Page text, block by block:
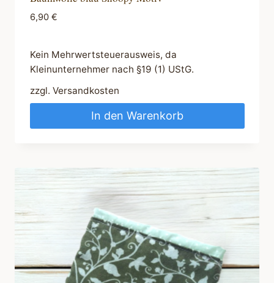
6,90 €
Kein Mehrwertsteuerausweis, da
Kleinunternehmer nach §19 (1) UStG.
zzgl. Versandkosten
In den Warenkorb